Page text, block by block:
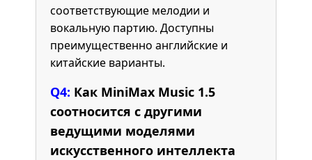
соответствующие мелодии и
вокальную партию. Доступны
преимущественно английские и
китайские варианты.
Q4: Как MiniMax Music 1.5
соотносится с другими
ведущими моделями
искусственного интеллекта